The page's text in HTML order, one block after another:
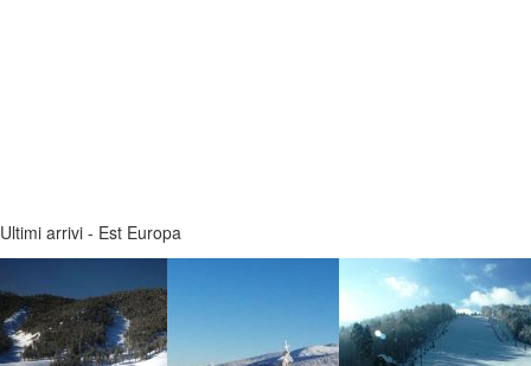
Ultimi arrivi - Est Europa